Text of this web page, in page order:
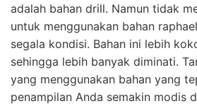
adalah bahan drill. Namun tidak
untuk menggunakan bahan
segala kondisi. Bahan ini lebih
sehingga lebih banyak diminati.
yang menggunakan bahan yang
penampilan Anda semakin modis